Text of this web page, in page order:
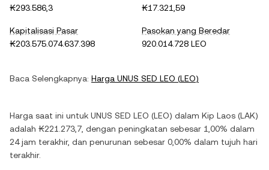
₭293.586,3
₭17.321,59
Kapitalisasi Pasar
₭203.575.074.637.398
Pasokan yang Beredar
920.014.728 LEO
Baca Selengkapnya: Harga UNUS SED LEO (LEO)
Harga saat ini untuk UNUS SED LEO (LEO) dalam Kip Laos (LAK)
adalah ₭221.273,7 , dengan peningkatan sebesar 1,00% dalam
24 jam terakhir, dan penurunan sebesar 0,00% dalam tujuh hari
terakhir.